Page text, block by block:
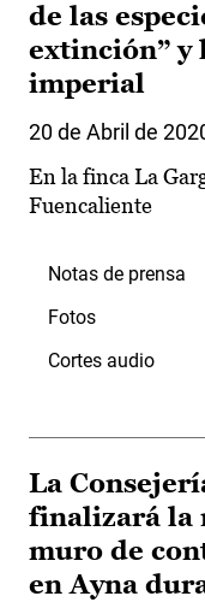
de las
extinción” y
imperial
20 de Abril de
En la finca La
Fuencaliente
Notas de prensa
Fotos
Cortes audio
La
finalizará la
muro de
en Ayna